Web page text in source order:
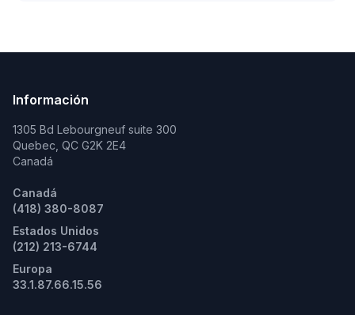
Información
1305 Bd Lebourgneuf suite 300
Quebec, QC G2K 2E4
Canadá
Canadá
(418) 380-8087
Estados Unidos
(212) 213-6744
Europa
33.1.87.66.15.56